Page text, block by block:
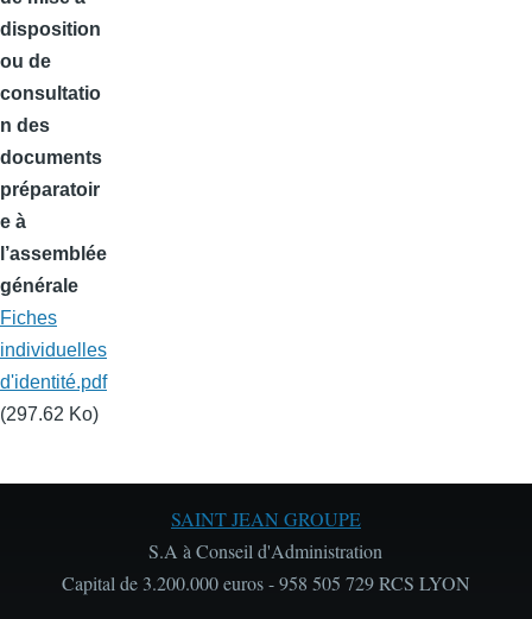
disposition
ou de
consultatio
n des
documents
préparatoir
e à
l’assemblée
générale
Fiches
individuelles
d'identité.pdf
(297.62 Ko)
SAINT JEAN GROUPE
S.A à Conseil d'Administration
Capital de 3.200.000 euros - 958 505 729 RCS LYON